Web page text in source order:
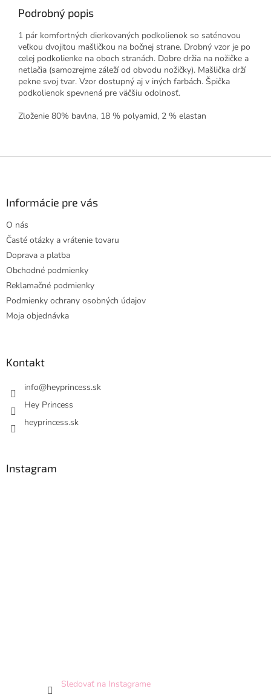
Podrobný popis
1 pár komfortných dierkovaných podkolienok so saténovou
veľkou dvojitou mašličkou na bočnej strane. Drobný vzor je po
celej podkolienke na oboch stranách. Dobre držia na nožičke a
netlačia (samozrejme záleží od obvodu nožičky). Mašlička drží
pekne svoj tvar. Vzor dostupný aj v iných farbách. Špička
podkolienok spevnená pre väčšiu odolnosť.
Zloženie 80% bavlna, 18 % polyamid, 2 % elastan
Informácie pre vás
O nás
Časté otázky a vrátenie tovaru
Doprava a platba
Obchodné podmienky
Reklamačné podmienky
Podmienky ochrany osobných údajov
Moja objednávka
Kontakt
info@heyprincess.sk
Hey Princess
heyprincess.sk
Instagram
Sledovať na Instagrame